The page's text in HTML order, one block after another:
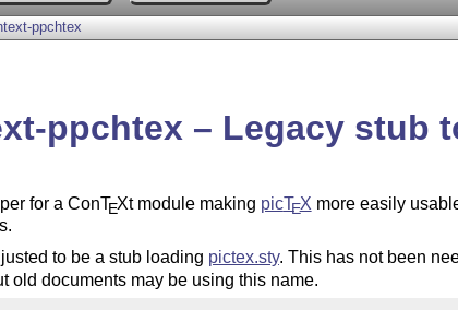
ppchtex
ppchtex – Legacy stub
for a ConTEXt module making picTEX more easily
to be a stub loading pictex.sty. This has not been
old documents may be using this name.